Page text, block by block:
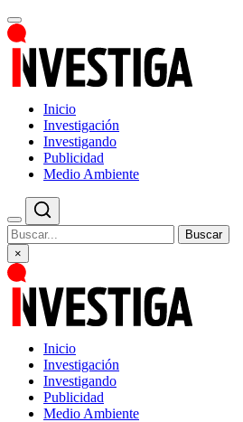
Inicio
Investigación
Investigando
Publicidad
Medio Ambiente
Buscar
×
Inicio
Investigación
Investigando
Publicidad
Medio Ambiente